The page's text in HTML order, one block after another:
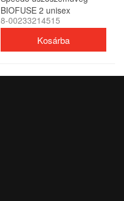
BIOFUSE 2 unisex
8-00233214515